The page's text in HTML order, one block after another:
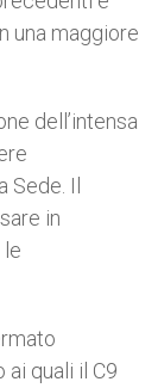
una maggiore
dell’intensa
Il
in
le
ai quali il C9